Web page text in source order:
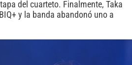
del cuarteto. Finalmente, Taka
y la banda abandonó uno a